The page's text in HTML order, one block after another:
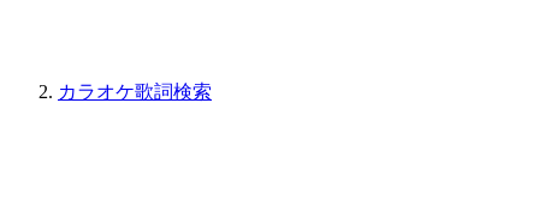
カラオケ歌詞検索